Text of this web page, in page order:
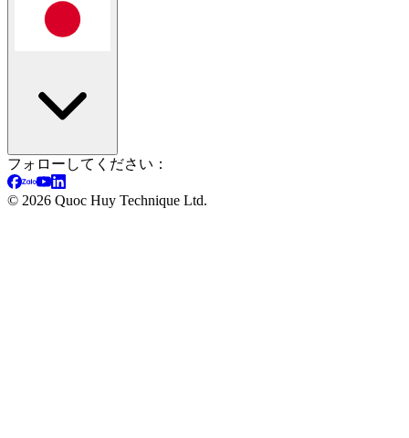
フォローしてください：
© 2026 Quoc Huy Technique Ltd.